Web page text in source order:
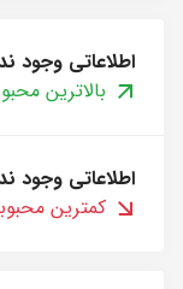
اطلاعاتی وجود
بالاترین
اطلاعاتی وجود
کمترین